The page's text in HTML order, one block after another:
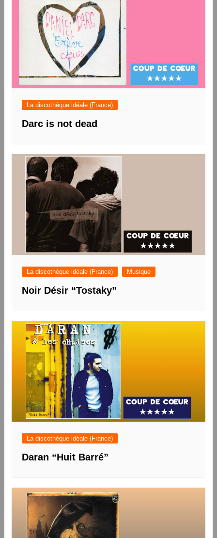
La discothèque idéale (France)
Darc is not dead
La discothèque idéale (France) Musique
Noir Désir “Tostaky”
La discothèque idéale (France)
Daran “Huit Barré”